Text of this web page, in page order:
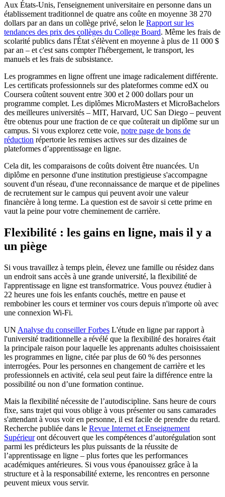
Aux États-Unis, l'enseignement universitaire en personne dans un
établissement traditionnel de quatre ans coûte en moyenne 38 270
dollars par an dans un collège privé, selon le Rapport sur les
tendances des prix des collèges du College Board. Même les frais de
scolarité publics dans l'État s'élèvent en moyenne à plus de 11 000 $
par an – et c'est sans compter l'hébergement, le transport, les
manuels et les frais de subsistance.
Les programmes en ligne offrent une image radicalement différente.
Les certificats professionnels sur des plateformes comme edX ou
Coursera coûtent souvent entre 300 et 2 000 dollars pour un
programme complet. Les diplômes MicroMasters et MicroBachelors
des meilleures universités – MIT, Harvard, UC San Diego – peuvent
être obtenus pour une fraction de ce que coûterait un diplôme sur un
campus. Si vous explorez cette voie, notre page de bons de
réduction répertorie les remises actives sur des dizaines de
plateformes d’apprentissage en ligne.
Cela dit, les comparaisons de coûts doivent être nuancées. Un
diplôme en personne d'une institution prestigieuse s'accompagne
souvent d'un réseau, d'une reconnaissance de marque et de pipelines
de recrutement sur le campus qui peuvent avoir une valeur
financière à long terme. La question est de savoir si cette prime en
vaut la peine pour votre cheminement de carrière.
Flexibilité : les gains en ligne, mais il y a
un piège
Si vous travaillez à temps plein, élevez une famille ou résidez dans
un endroit sans accès à une grande université, la flexibilité de
l'apprentissage en ligne est transformatrice. Vous pouvez étudier à
22 heures une fois les enfants couchés, mettre en pause et
rembobiner les cours et terminer vos cours depuis n'importe où avec
une connexion Wi-Fi.
UN Analyse du conseiller Forbes L'étude en ligne par rapport à
l'université traditionnelle a révélé que la flexibilité des horaires était
la principale raison pour laquelle les apprenants adultes choisissaient
les programmes en ligne, citée par plus de 60 % des personnes
interrogées. Pour les personnes en changement de carrière et les
professionnels en activité, cela seul peut faire la différence entre la
possibilité ou non d’une formation continue.
Mais la flexibilité nécessite de l’autodiscipline. Sans heure de cours
fixe, sans trajet qui vous oblige à vous présenter ou sans camarades
s'attendant à vous voir en personne, il est facile de prendre du retard.
Recherche publiée dans le Revue Internet et Enseignement
Supérieuront découvert que les compétences d’autorégulation sont
parmi les prédicteurs les plus puissants de la réussite de
l’apprentissage en ligne – plus fortes que les performances
académiques antérieures. Si vous vous épanouissez grâce à la
structure et à la responsabilité externe, les rencontres en personne
peuvent mieux vous servir.